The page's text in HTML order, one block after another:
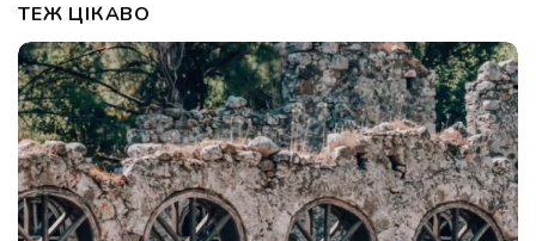
ТЕЖ ЦІКАВО